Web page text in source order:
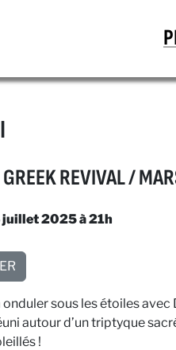
REVIVAL /
2025 à 21h
sous les étoiles
autour d’un triptyque
!